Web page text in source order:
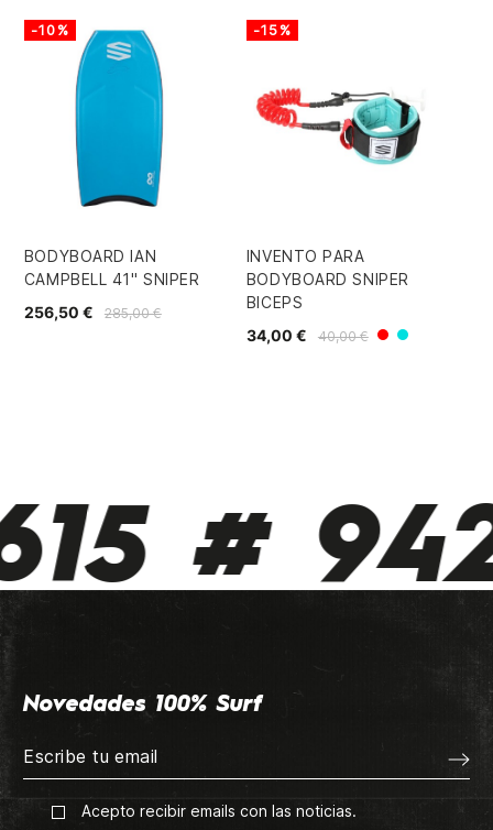
BODYBOARD IAN
CAMPBELL 41" SNIPER
285,00 €
256,50 €
-10%
INVENTO PARA
BODYBOARD SNIPER
BICEPS
40,00 €
34,00 € Rojo/Verde
Azul/gris
-15%
#
Novedades 100% Surf
Acepto recibir emails con las noticias.